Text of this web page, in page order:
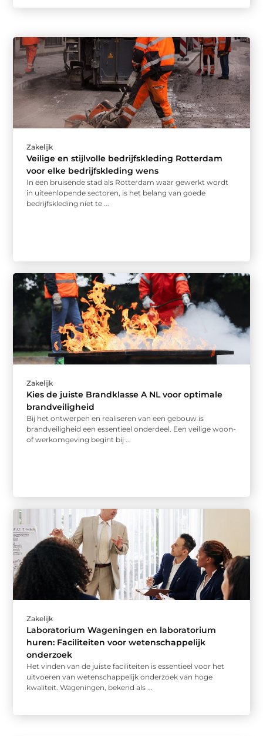
Zakelijk
Veilige en stijlvolle bedrijfskleding Rotterdam
voor elke bedrijfskleding wens
In een bruisende stad als Rotterdam waar gewerkt wordt
in uiteenlopende sectoren, is het belang van goede
bedrijfskleding niet te ...
Zakelijk
Kies de juiste Brandklasse A NL voor optimale
brandveiligheid
Bij het ontwerpen en realiseren van een gebouw is
brandveiligheid een essentieel onderdeel. Een veilige woon-
of werkomgeving begint bij ...
Zakelijk
Laboratorium Wageningen en laboratorium
huren: Faciliteiten voor wetenschappelijk
onderzoek
Het vinden van de juiste faciliteiten is essentieel voor het
uitvoeren van wetenschappelijk onderzoek van hoge
kwaliteit. Wageningen, bekend als ...